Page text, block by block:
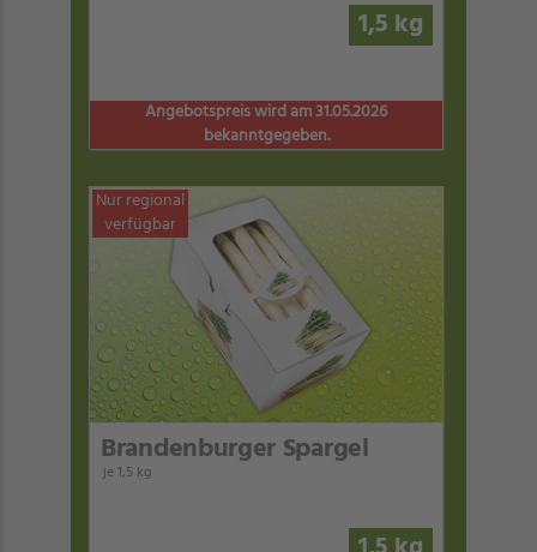
1,5 kg
Angebotspreis wird am 31.05.2026
bekanntgegeben.
Nur regional
verfügbar
Brandenburger Spargel
je 1,5 kg